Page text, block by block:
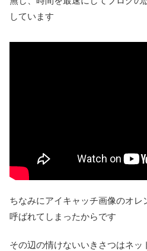
しています
ちなみにアイキャッチ画像のオレ
呼ばれてしまったからです
その辺の情けないいきさつはネ